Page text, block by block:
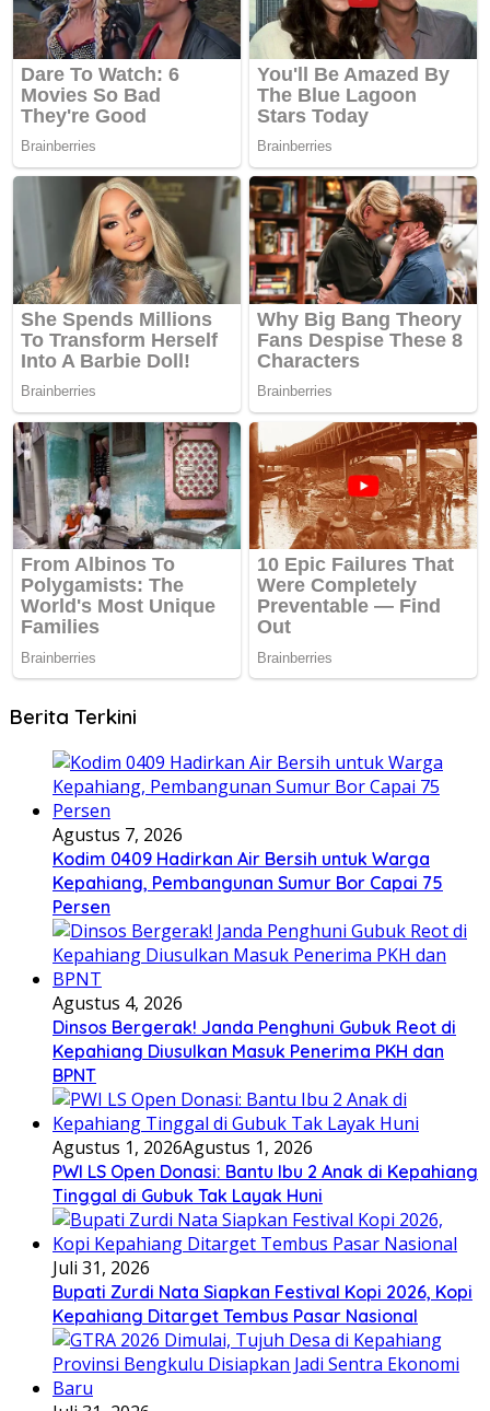
Berita Terkini
Agustus 7, 2026
Kodim 0409 Hadirkan Air Bersih untuk Warga
Kepahiang, Pembangunan Sumur Bor Capai 75
Persen
Agustus 4, 2026
Dinsos Bergerak! Janda Penghuni Gubuk Reot di
Kepahiang Diusulkan Masuk Penerima PKH dan
BPNT
Agustus 1, 2026Agustus 1, 2026
PWI LS Open Donasi: Bantu Ibu 2 Anak di Kepahiang
Tinggal di Gubuk Tak Layak Huni
Juli 31, 2026
Bupati Zurdi Nata Siapkan Festival Kopi 2026, Kopi
Kepahiang Ditarget Tembus Pasar Nasional